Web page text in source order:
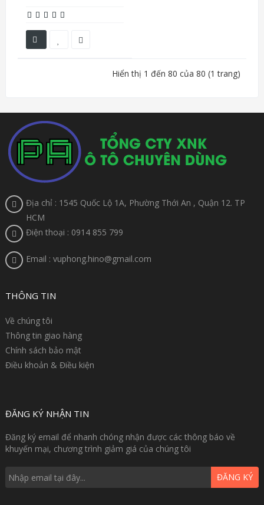
Hiển thị 1 đến 80 của 80 (1 trang)
Địa chỉ : 1545 Quốc Lộ 1A, Phường Thới An , Quận 12. TP
HCM
Điện thoại : 0914 855 799
Email : vuphong.hino@gmail.com
THÔNG TIN
Về chúng tôi
Thông tin giao hàng
Chính sách bảo mật
Điều khoản & Điều kiện
ĐĂNG KÝ NHẬN TIN
Đăng ký email để nhanh chóng nhận được các thông báo về
khuyến mại, chương trình giảm giá của chúng tôi
ĐĂNG KÝ